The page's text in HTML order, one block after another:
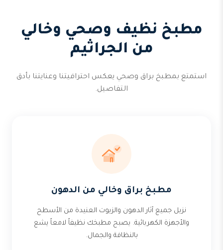
مطبخ نظيف وصحي وخالي
من الجراثيم
استمتع بمطبخ براق وصحي يعكس احترافيتنا وعنايتنا بأدق
التفاصيل.
مطبخ براق وخالي من الدهون
نزيل جميع آثار الدهون والزيوت العنيدة من الأسطح
والأجهزة الكهربائية. يصبح مطبخك نظيفاً لامعاً يشع
بالنظافة والجمال.